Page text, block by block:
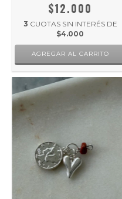
$12.000
3 CUOTAS SIN INTERÉS DE
$4.000